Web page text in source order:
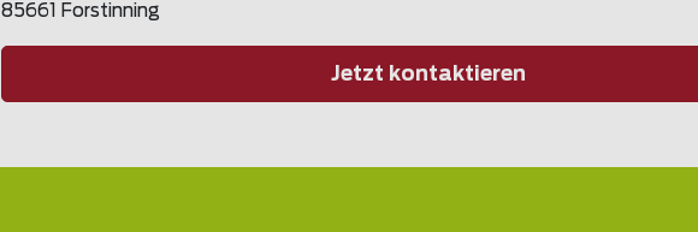
85661 Forstinning
Jetzt kontaktieren